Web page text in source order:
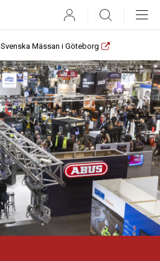
Svenska Mässan i Göteborg
User Search